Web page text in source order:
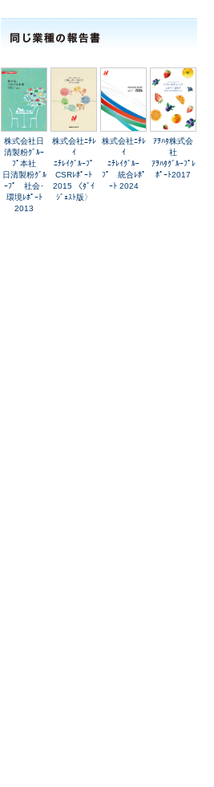
株式会社日
清製粉ｸﾞﾙｰ
ﾌﾟ本社
日清製粉ｸﾞﾙ
ｰﾌﾟ 社会･
環境ﾚﾎﾟｰﾄ
2013
株式会社ﾆﾁﾚ
ｲ
ﾆﾁﾚｲｸﾞﾙｰﾌﾟ
CSRﾚﾎﾟｰﾄ
2015 〈ﾀﾞｲ
ｼﾞｪｽﾄ版〉
株式会社ﾆﾁﾚ
ｲ
ﾆﾁﾚｲｸﾞﾙｰ
ﾌﾟ 統合ﾚﾎﾟ
ｰﾄ 2024
ｱｦﾊﾀ株式会
社
ｱｦﾊﾀｸﾞﾙｰﾌﾟﾚ
ﾎﾟｰﾄ2017